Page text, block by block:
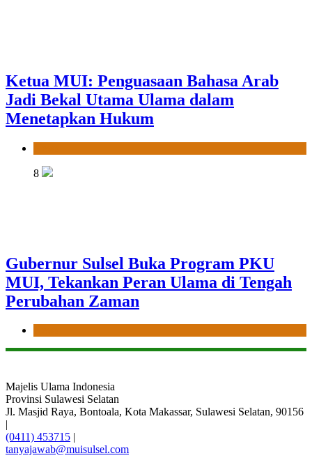
Ketua MUI: Penguasaan Bahasa Arab
Jadi Bekal Utama Ulama dalam
Menetapkan Hukum
8
Gubernur Sulsel Buka Program PKU
MUI, Tekankan Peran Ulama di Tengah
Perubahan Zaman
Majelis Ulama Indonesia
Provinsi Sulawesi Selatan
Jl. Masjid Raya, Bontoala, Kota Makassar, Sulawesi Selatan, 90156
|
(0411) 453715 |
tanyajawab@muisulsel.com